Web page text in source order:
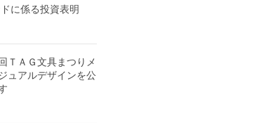
に係る投資表明
ＴＡＧ文具まつりメ
ュアルデザインを公